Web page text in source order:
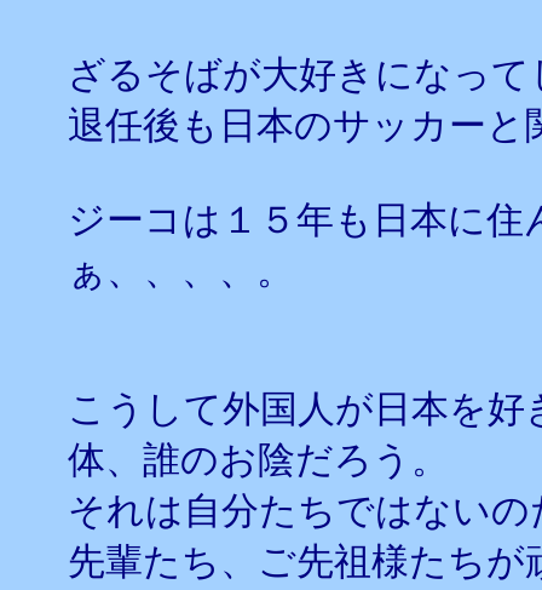
ざるそばが大好きになっ
退任後も日本のサッカー
ジーコは１５年も日本に
ぁ、、、、。
こうして外国人が日本を
体、誰のお陰だろう。
それは自分たちではないの
先輩たち、ご先祖様たち